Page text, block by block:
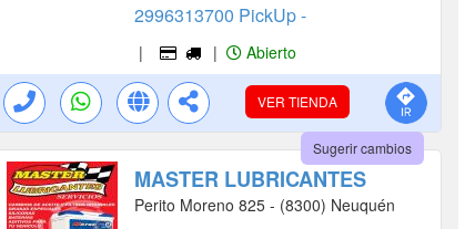
2996313700 PickUp -
| | Abierto
VER TIENDA
Sugerir cambios
MASTER LUBRICANTES
Perito Moreno 825 - (8300) Neuquén